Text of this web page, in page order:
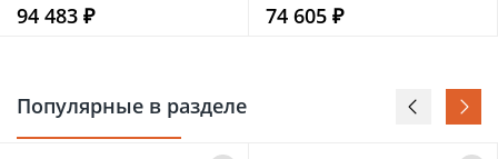
94 483 ₽ 74 605 ₽
Популярные в разделе